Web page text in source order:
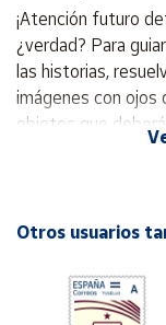
Mapa de
vendedores
Hazte
vendedor
Área
¡Atención futuro
¿verdad? Para
las historias,
imágenes con ojos
objetos que
ISBN:
Otros usuarios